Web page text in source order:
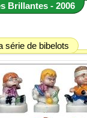
Brillantes - 2006
série de bibelots